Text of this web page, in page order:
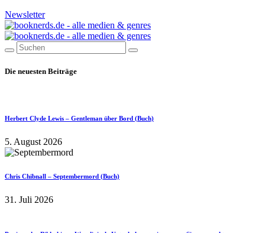
Newsletter
Die neuesten Beiträge
Herbert Clyde Lewis – Gentleman über Bord (Buch)
5. August 2026
Chris Chibnall – Septembermord (Buch)
31. Juli 2026